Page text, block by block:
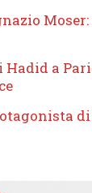
Hadid a
di